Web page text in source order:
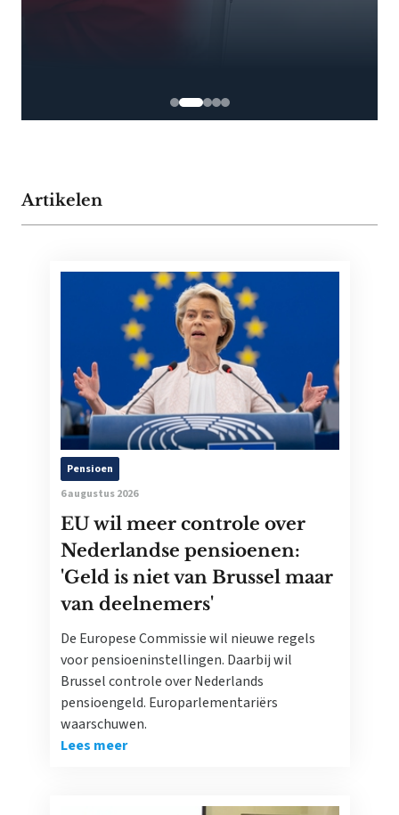
Artikelen
Pensioen
6 augustus 2026
EU wil meer controle over
Nederlandse pensioenen:
'Geld is niet van Brussel maar
van deelnemers'
De Europese Commissie wil nieuwe regels
voor pensioeninstellingen. Daarbij wil
Brussel controle over Nederlands
pensioengeld. Europarlementariërs
waarschuwen.
Lees meer